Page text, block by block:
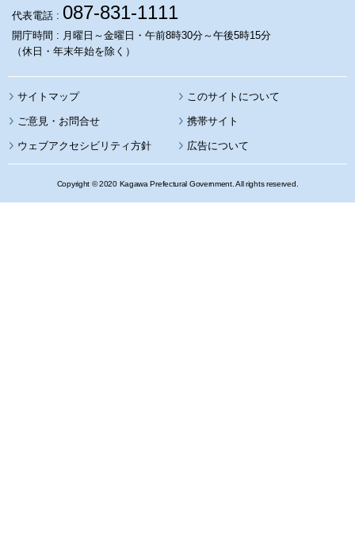
代表電話 : 087-831-1111
開庁時間 : 月曜日～金曜日・午前8時30分～午後5時15分
（休日・年末年始を除く）
サイトマップ このサイトについて
携帯サイト
ウェブアクセシビリティ方針 広告について
Copyright © 2020 Kagawa Prefectural Government. All rights reserved.